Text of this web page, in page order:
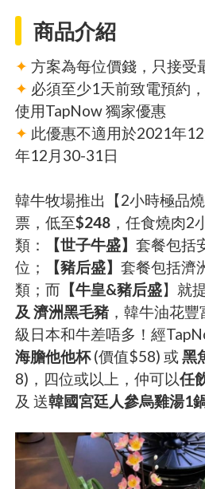
商品介紹
✦方案為每位價錢，只接受
✦ 必須至少1天前致電預約
使用TapNow 獨家優惠
✦ 此優惠不適用於2021年
年12月30-31日
韓牛牧場推出【2小時極品
票，低至$248 ，任食燒肉2
類：
【世子牛盛】套餐包括
位；
【豬后盛】套餐包括濟
類；而 【牛皇&豬后盛】就
及 濟洲黑毛豬 ，韓牛油花
級日本和牛差唔多！經
海膽他他杯(價值$58) 或黑
8)，四位或以上，仲可以任
及 送韓國宮廷人參烏雞湯1